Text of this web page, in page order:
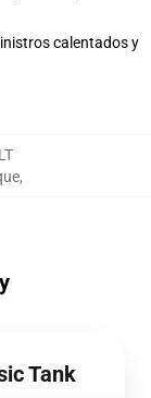
calentados y
,
Tank